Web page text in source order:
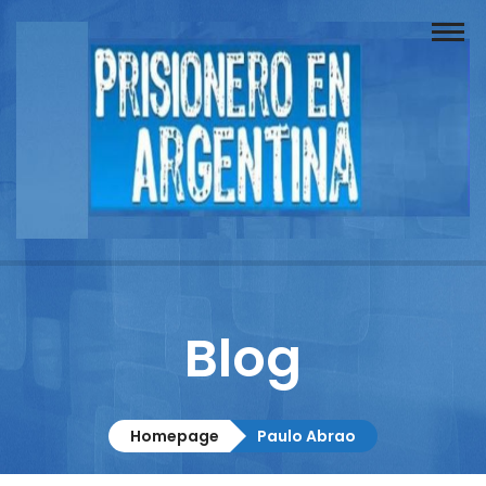
Buscador
Documentos
Columnistas
Contacto
Blog
Homepage Paulo Abrao